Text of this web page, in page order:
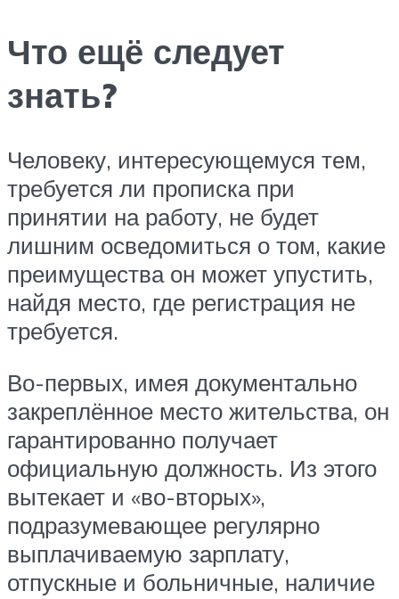
Что ещё следует
знать?
Человеку, интересующемуся тем,
требуется ли прописка при
принятии на работу, не будет
лишним осведомиться о том, какие
преимущества он может упустить,
найдя место, где регистрация не
требуется.
Во-первых, имея документально
закреплённое место жительства, он
гарантированно получает
официальную должность. Из этого
вытекает и «во-вторых»,
подразумевающее регулярно
выплачиваемую зарплату,
отпускные и больничные, наличие